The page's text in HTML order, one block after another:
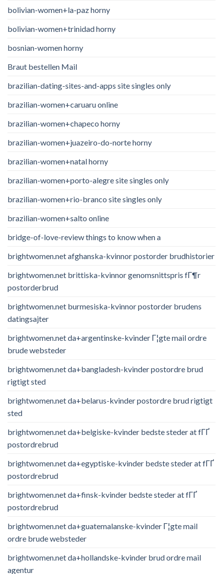
bolivian-women+la-paz horny
bolivian-women+trinidad horny
bosnian-women horny
Braut bestellen Mail
brazilian-dating-sites-and-apps site singles only
brazilian-women+caruaru online
brazilian-women+chapeco horny
brazilian-women+juazeiro-do-norte horny
brazilian-women+natal horny
brazilian-women+porto-alegre site singles only
brazilian-women+rio-branco site singles only
brazilian-women+salto online
bridge-of-love-review things to know when a
brightwomen.net afghanska-kvinnor postorder brudhistorier
brightwomen.net brittiska-kvinnor genomsnittspris fГ¶r
postorderbrud
brightwomen.net burmesiska-kvinnor postorder brudens
datingsajter
brightwomen.net da+argentinske-kvinder Г¦gte mail ordre
brude websteder
brightwomen.net da+bangladesh-kvinder postordre brud
rigtigt sted
brightwomen.net da+belarus-kvinder postordre brud rigtigt
sted
brightwomen.net da+belgiske-kvinder bedste steder at fГҐ
postordrebrud
brightwomen.net da+egyptiske-kvinder bedste steder at fГҐ
postordrebrud
brightwomen.net da+finsk-kvinder bedste steder at fГҐ
postordrebrud
brightwomen.net da+guatemalanske-kvinder Г¦gte mail
ordre brude websteder
brightwomen.net da+hollandske-kvinder brud ordre mail
agentur